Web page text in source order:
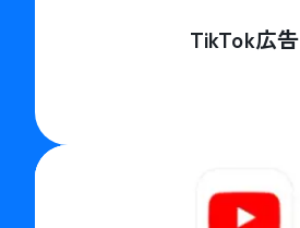
TikTok広告